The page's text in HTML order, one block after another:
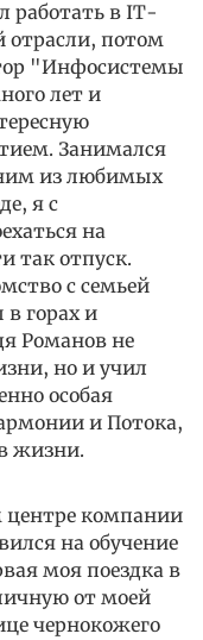
работать в IT-
отрасли, потом
"Инфосистемы
лет и
Занимался
из любимых
я с
на
так отпуск.
с семьей
горах и
Романов не
но и учил
особая
и Потока,
жизни.
центре компании
на обучение
моя поездка в
от моей
чернокожего